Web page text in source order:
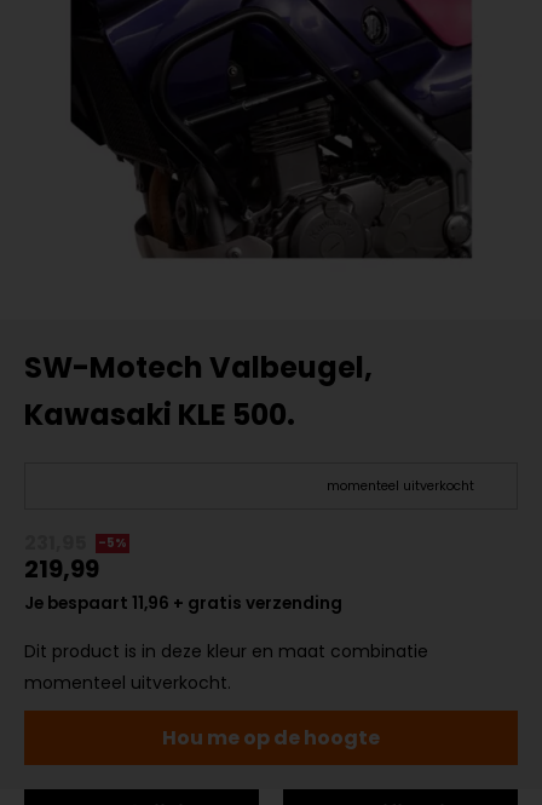
SW-Motech Valbeugel,
Kawasaki KLE 500.
momenteel uitverkocht
-5%
219,99
Je bespaart 11,96 + gratis verzending
Dit product is in deze kleur en maat combinatie
momenteel uitverkocht.
Hou me op de hoogte